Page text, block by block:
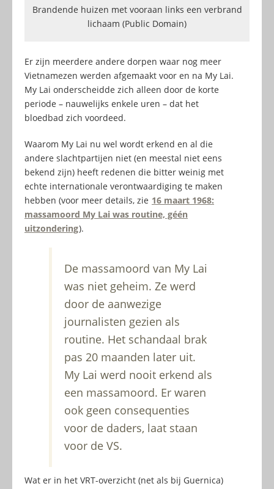
Brandende huizen met vooraan links een verbrand
lichaam (Public Domain)
Er zijn meerdere andere dorpen waar nog meer
Vietnamezen werden afgemaakt voor en na My Lai.
My Lai onderscheidde zich alleen door de korte
periode – nauwelijks enkele uren – dat het
bloedbad zich voordeed.
Waarom My Lai nu wel wordt erkend en al die
andere slachtpartijen niet (en meestal niet eens
bekend zijn) heeft redenen die bitter weinig met
echte internationale verontwaardiging te maken
hebben (voor meer details, zie 16 maart 1968:
massamoord My Lai was routine, géén
uitzondering).
De massamoord van My Lai
was niet geheim. Ze werd
door de aanwezige
journalisten gezien als
routine. Het schandaal brak
pas 20 maanden later uit.
My Lai werd nooit erkend als
een massamoord. Er waren
ook geen consequenties
voor de daders, laat staan
voor de VS.
Wat er in het VRT-overzicht (net als bij Guernica)